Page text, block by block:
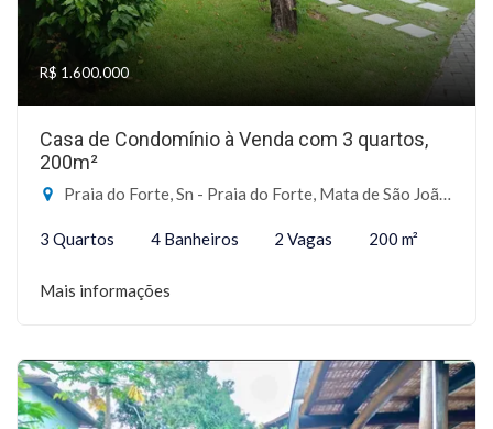
R$ 1.600.000
Casa de Condomínio à Venda com 3 quartos,
200m²
Praia do Forte, Sn - Praia do Forte, Mata de São João-BA
3 Quartos 4 Banheiros 2 Vagas 200 m²
Mais informações